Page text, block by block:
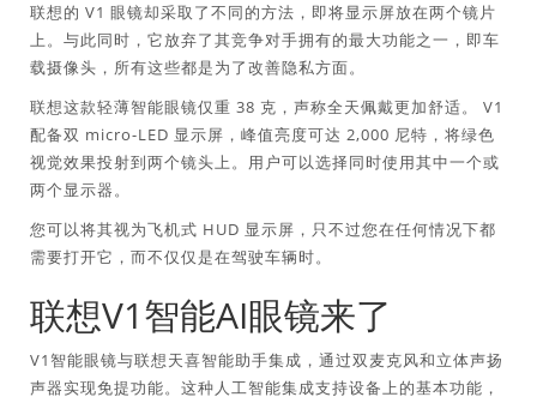
联想的 V1 眼镜却采取了不同的方法，即将显示屏放在两个镜片
上。与此同时，它放弃了其竞争对手拥有的最大功能之一，即车
载摄像头，所有这些都是为了改善隐私方面。
联想这款轻薄智能眼镜仅重 38 克，声称全天佩戴更加舒适。 V1
配备双 micro-LED 显示屏，峰值亮度可达 2,000 尼特，将绿色
视觉效果投射到两个镜头上。用户可以选择同时使用其中一个或
两个显示器。
您可以将其视为飞机式 HUD 显示屏，只不过您在任何情况下都
需要打开它，而不仅仅是在驾驶车辆时。
联想V1智能AI眼镜来了
V1智能眼镜与联想天喜智能助手集成，通过双麦克风和立体声扬
声器实现免提功能。这种人工智能集成支持设备上的基本功能，